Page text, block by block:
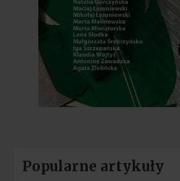
Popularne artykuły